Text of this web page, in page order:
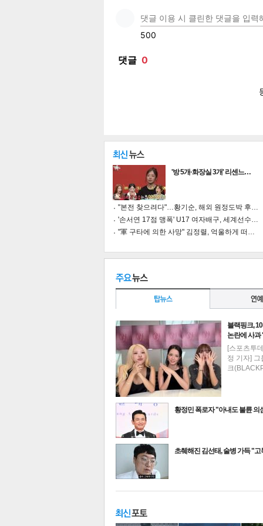
기
트위 카카
최신뉴스
'방 5개·화장실 3개' 리센느…
"본전 찾으려다"…황기순, 해외 원정도박 후…
'손서연 17점 맹폭' U17 여자배구, 세계선수…
"軍 구타에 의한 사망" 김정렬, 억울하게 떠…
블랙핑크,
논란에 사
[스포츠투
정 기자] 그
크
황정민 폭로자 "아내도 불륜
초췌해진 김선태, 술병 가득 "